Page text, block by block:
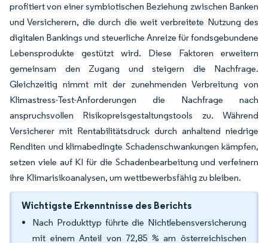
profitiert von einer symbiotischen Beziehung zwischen Banken
und Versicherern, die durch die weit verbreitete Nutzung des
digitalen Bankings und steuerliche Anreize für fondsgebundene
Lebensprodukte gestützt wird. Diese Faktoren erweitern
gemeinsam den Zugang und steigern die Nachfrage.
Gleichzeitig nimmt mit der zunehmenden Verbreitung von
Klimastress-Test-Anforderungen die Nachfrage nach
anspruchsvollen Risikopreisgestaltungstools zu. Während
Versicherer mit Rentabilitätsdruck durch anhaltend niedrige
Renditen und klimabedingte Schadenschwankungen kämpfen,
setzen viele auf KI für die Schadenbearbeitung und verfeinern
ihre Klimarisikoanalysen, um wettbewerbsfähig zu bleiben.
Wichtigste Erkenntnisse des Berichts
Nach Produkttyp führte die Nichtlebensversicherung
mit einem Anteil von 72,85 % am österreichischen